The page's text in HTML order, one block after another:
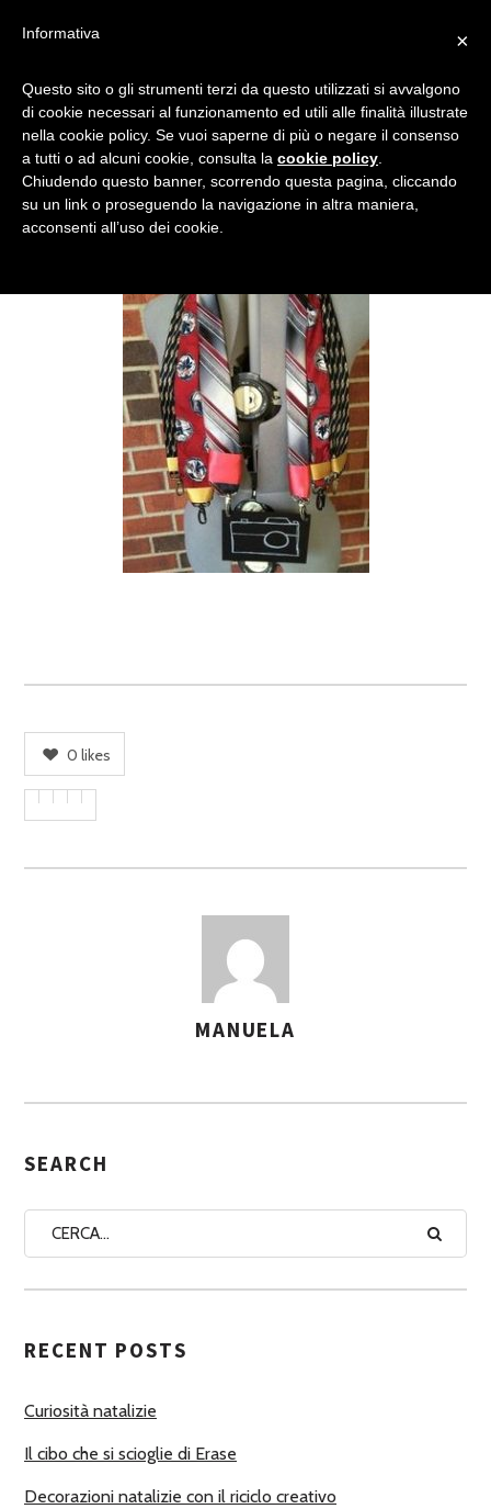
CINGHIA PER LA CRAVATTA
0 likes
S
G
A
U
O
I
MANUELA
SEARCH
RECENT POSTS
Curiosità natalizie
Il cibo che si scioglie di Erase
Decorazioni natalizie con il riciclo creativo
×
Informativa
Questo sito o gli strumenti terzi da questo utilizzati si avvalgono
di cookie necessari al funzionamento ed utili alle finalità illustrate
nella cookie policy. Se vuoi saperne di più o negare il consenso
a tutti o ad alcuni cookie, consulta la cookie policy
Chiudendo questo banner, scorrendo questa pagina, cliccando
su un link o proseguendo la navigazione in altra maniera,
acconsenti all’uso dei cookie.